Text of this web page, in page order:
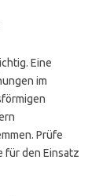
Eine
im
Prüfe
für den Einsatz